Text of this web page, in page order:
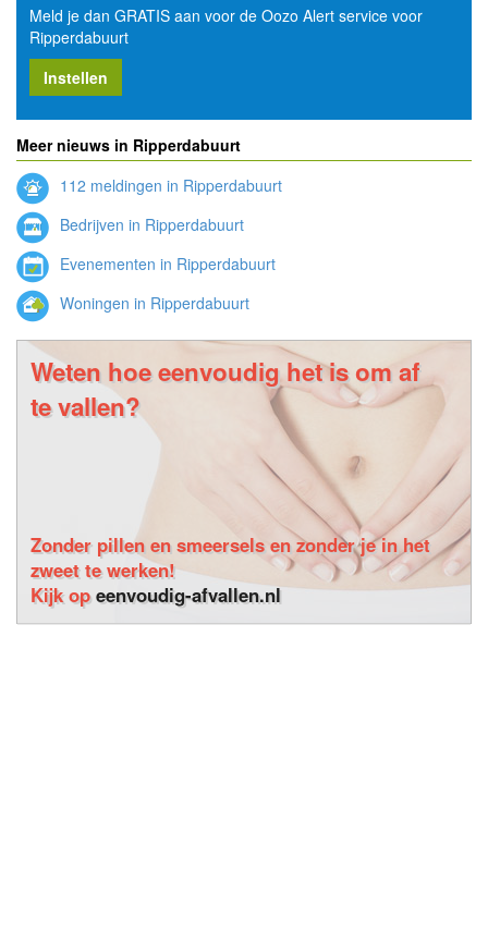
Meld je dan GRATIS aan voor de Oozo Alert service voor
Ripperdabuurt
Instellen
Meer nieuws in Ripperdabuurt
112 meldingen in Ripperdabuurt
Bedrijven in Ripperdabuurt
Evenementen in Ripperdabuurt
Woningen in Ripperdabuurt
Weten hoe eenvoudig het is om af
te vallen?
Zonder pillen en smeersels en zonder je in het
zweet te werken!
Kijk opeenvoudig-afvallen.nl